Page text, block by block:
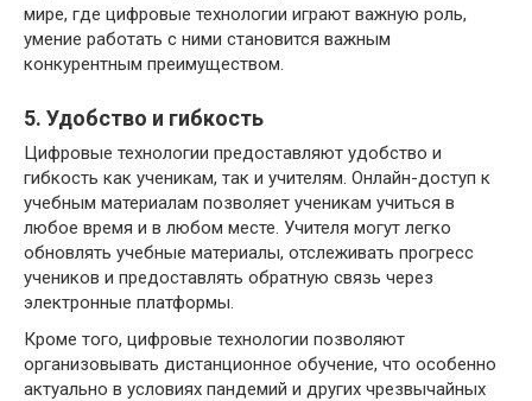
мире, где цифровые технологии играют важную роль,
умение работать с ними становится важным
конкурентным преимуществом.
5. Удобство и гибкость
Цифровые технологии предоставляют удобство и
гибкость как ученикам, так и учителям. Онлайн-доступ к
учебным материалам позволяет ученикам учиться в
любое время и в любом месте. Учителя могут легко
обновлять учебные материалы, отслеживать прогресс
учеников и предоставлять обратную связь через
электронные платформы.
Кроме того, цифровые технологии позволяют
организовывать дистанционное обучение, что особенно
актуально в условиях пандемий и других чрезвычайных